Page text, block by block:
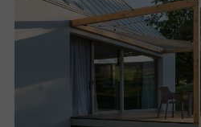
všechno se podaří přesně
dle architektových slov je
„dokonalý fake“. Tloušťka
přidaného železitého
u dalších segmentů tedy již